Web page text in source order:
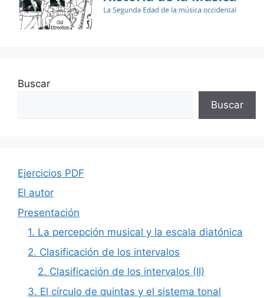
Buscar
Buscar
Ejercicios PDF
El autor
Presentación
1. La percepción musical y la escala diatónica
2. Clasificación de los intervalos
2. Clasificación de los intervalos (II)
3. El círculo de quintas y el sistema tonal